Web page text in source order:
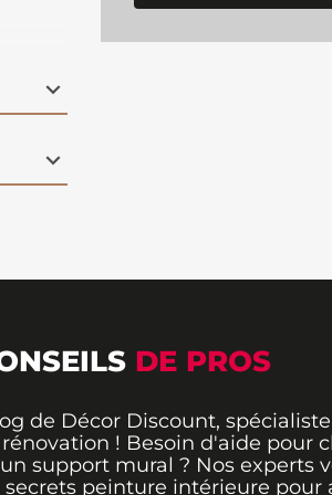
DE PROS
de Décor Discount,
! Besoin d'aide pour
support mural ? Nos experts
peinture intérieure pour